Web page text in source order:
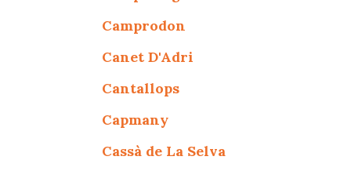
Camprodon
Canet D'Adri
Cantallops
Capmany
Cassà de La Selva